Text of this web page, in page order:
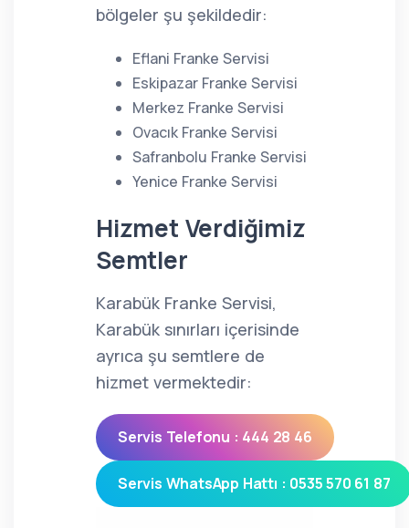
bölgeler şu şekildedir:
Eflani Franke Servisi
Eskipazar Franke Servisi
Merkez Franke Servisi
Ovacık Franke Servisi
Safranbolu Franke Servisi
Yenice Franke Servisi
Hizmet Verdiğimiz
Semtler
Karabük Franke Servisi,
Karabük sınırları içerisinde
ayrıca şu semtlere de
hizmet vermektedir:
Servis Telefonu : 444 28 46
Servis WhatsApp Hattı : 0535 570 61 87